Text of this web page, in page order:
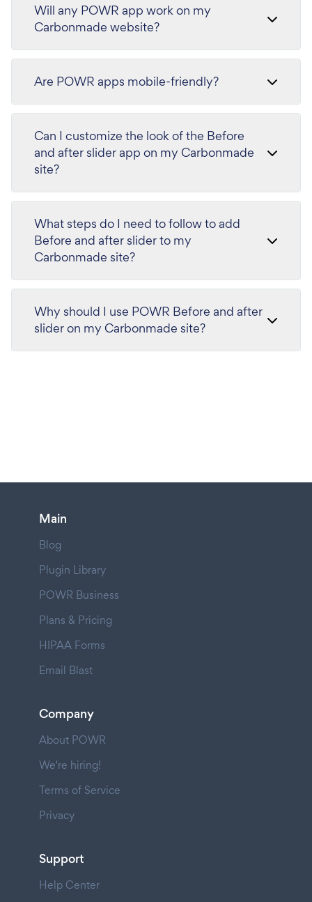
Will any POWR app work on my
Carbonmade website?
Are POWR apps mobile-friendly?
Can I customize the look of the Before
and after slider app on my Carbonmade
site?
What steps do I need to follow to add
Before and after slider to my
Carbonmade site?
Why should I use POWR Before and after
slider on my Carbonmade site?
Main
Blog
Plugin Library
POWR Business
Plans & Pricing
HIPAA Forms
Email Blast
Company
About POWR
We're hiring!
Terms of Service
Privacy
Support
Help Center